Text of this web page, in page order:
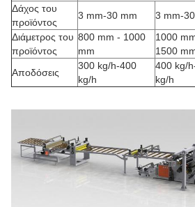
Δάχος του
προϊόντος
3 mm-30 mm 3 mm-
Διάμετρος του
προϊόντος
800 mm - 1000
mm
1000
1500
Αποδόσεις
300 kg/h-400
kg/h
400 kg/
kg/h